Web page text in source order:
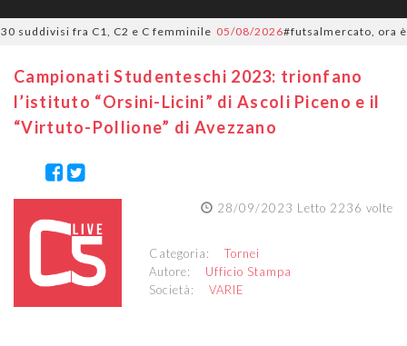
fra C1, C2 e C femminile 05/08/2026#futsalmercato, ora è
Campionati Studenteschi 2023: trionfano
l’istituto “Orsini-Licini” di Ascoli Piceno e il
“Virtuto-Pollione” di Avezzano
28/09/2023 Letto 2236 volte
Categoria:Tornei
Autore: Ufficio Stampa
Società:VARIE